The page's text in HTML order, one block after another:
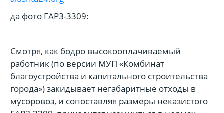
да фото ГАРЗ-3309:
Смотря, как бодро высокооплачиваемый
работник (по версии МУП «Комбинат
благоустройства и капитального строительства
города») закидывает негабаритные отходы в
мусоровоз, и сопоставляя размеры неказистого